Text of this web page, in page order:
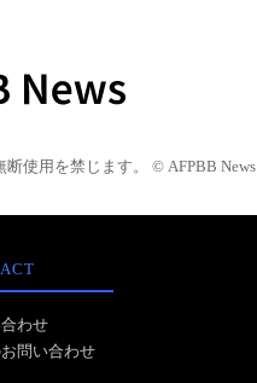
使用を禁じます。 © AFPBB News
わせ
問い合わせ